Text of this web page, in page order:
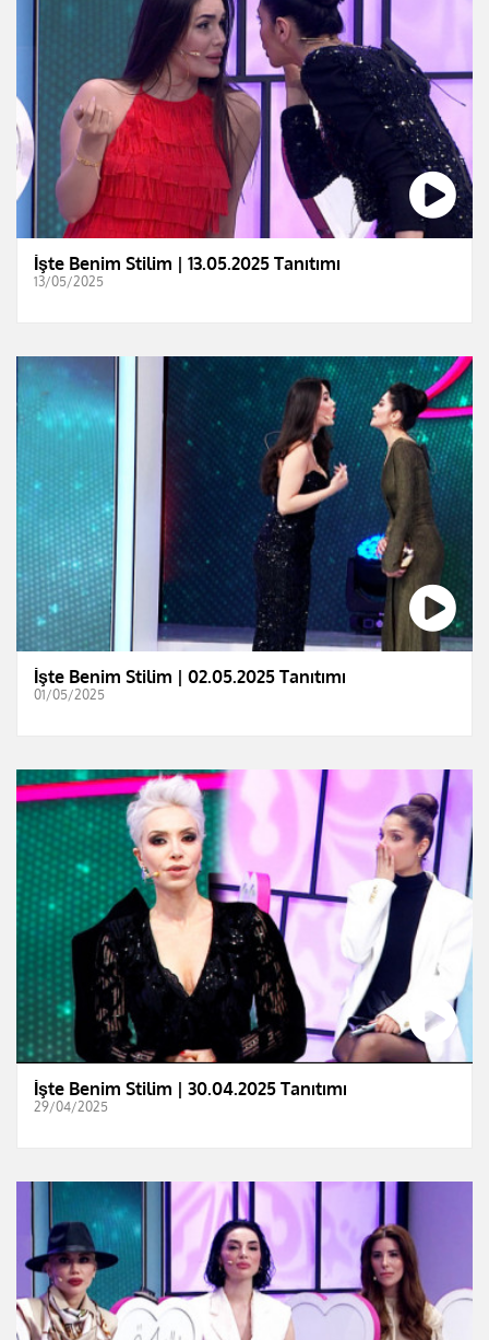
İşte Benim Stilim | 13.05.2025 Tanıtımı
13/05/2025
İşte Benim Stilim | 02.05.2025 Tanıtımı
01/05/2025
İşte Benim Stilim | 30.04.2025 Tanıtımı
29/04/2025